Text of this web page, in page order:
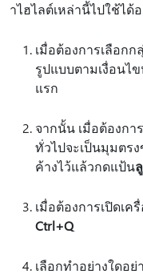
าไฮไลต์เหล่านี้ไปใช้ได้อ
เมื่อต้องการเลือก
รูปแบบตามเงื่อนไ
แรก
จากนั้น เมื่อต้องกา
ทั่วไปจะเป็นมุมตร
ค้างไว้แล้วกดแป้น
เมื่อต้องการเปิดเค
Ctrl+Q
เลือกทำอย่างใดอ